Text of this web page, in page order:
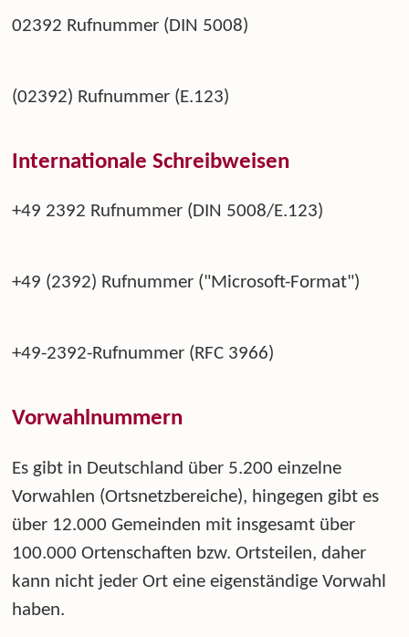
02392 Rufnummer (DIN 5008)
(02392) Rufnummer (E.123)
Internationale Schreibweisen
+49 2392 Rufnummer (DIN 5008/E.123)
+49 (2392) Rufnummer ("Microsoft-Format")
+49-2392-Rufnummer (RFC 3966)
Vorwahlnummern
Es gibt in Deutschland über 5.200 einzelne
Vorwahlen (Ortsnetzbereiche), hingegen gibt es
über 12.000 Gemeinden mit insgesamt über
100.000 Ortenschaften bzw. Ortsteilen, daher
kann nicht jeder Ort eine eigenständige Vorwahl
haben.